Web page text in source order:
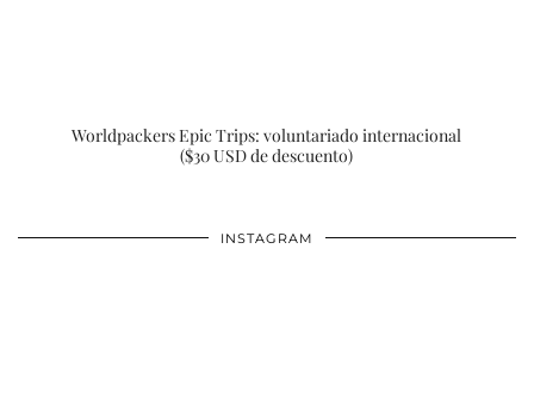
Worldpackers Epic Trips: voluntariado internacional
($30 USD de descuento)
INSTAGRAM